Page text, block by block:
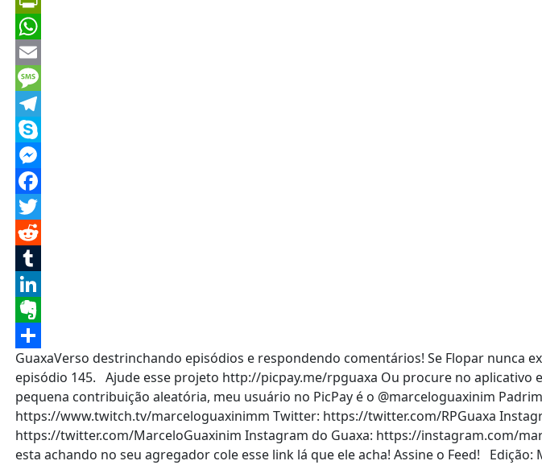
PrintFriendly
WhatsApp
Email
Message
Telegram
Skype
Messenger
Facebook
Twitter
Reddit
Tumblr
LinkedIn
Evernote
Share
GuaxaVerso destrinchando episódios e respondendo comentários! Se Flopar nunca
episódio 145. Ajude esse projeto http://picpay.me/rpguaxa Ou procure no aplicativo
pequena contribuição aleatória, meu usuário no PicPay é o @marceloguaxinim
https://www.twitch.tv/marceloguaxinimm Twitter: https://twitter.com/RPGuaxa
https://twitter.com/MarceloGuaxinim Instagram do Guaxa: https://instagram.com/
esta achando no seu agregador cole esse link lá que ele acha! Assine o Feed!